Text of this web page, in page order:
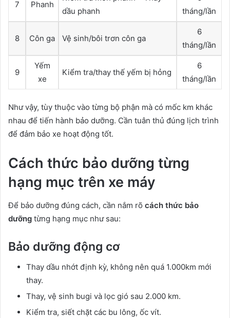
7 Phanh
dầu phanh
tháng/lần
8 Côn ga Vệ sinh/bôi trơn côn ga
6
tháng/lần
9
Yếm
xe
Kiểm tra/thay thế yếm bị hỏng
6
tháng/lần
Như vậy, tùy thuộc vào từng bộ phận mà có mốc km khác
nhau để tiến hành bảo dưỡng. Cần tuân thủ đúng lịch trình
để đảm bảo xe hoạt động tốt.
Cách thức bảo dưỡng từng
hạng mục trên xe máy
Để bảo dưỡng đúng cách, cần nắm rõ cách thức bảo
dưỡng từng hạng mục như sau:
Bảo dưỡng động cơ
Thay dầu nhớt định kỳ, không nên quá 1.000km mới
thay.
Thay, vệ sinh bugi và lọc gió sau 2.000 km.
Kiểm tra, siết chặt các bu lông, ốc vít.